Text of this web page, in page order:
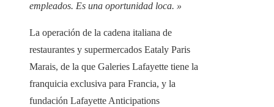
empleados. Es una oportunidad loca. »
La operación de la cadena italiana de
restaurantes y supermercados Eataly Paris
Marais, de la que Galeries Lafayette tiene la
franquicia exclusiva para Francia, y la
fundación Lafayette Anticipations